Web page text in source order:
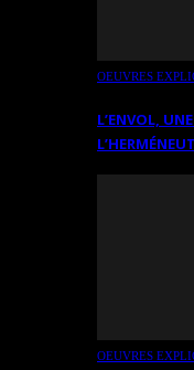
OEUVRES
L’ENVOL,
OEUVRES